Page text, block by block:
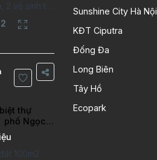
2 vệ sinh tại
Hanoi
City. Căn
kỹ, chất
gỗ, bếp
gian
Thông tin
Diện tích:
2
thự
phố Ngọc
Biên
100m2
Sunshine City Hà Nội
KĐT Ciputra
Đống Đa
Long Biên
Tây Hồ
Ecopark